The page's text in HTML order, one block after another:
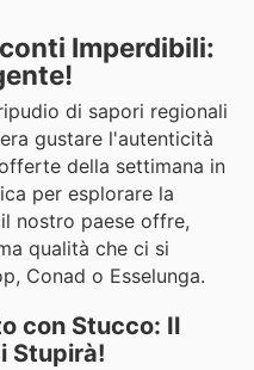
Imperdibili:
di sapori regionali
gustare l'autenticità
della settimana in
per esplorare la
nostro paese offre,
qualità che ci si
Conad o Esselunga.
con Stucco: Il
Stupirà!